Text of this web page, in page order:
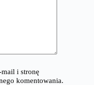
i stronę
komentowania.